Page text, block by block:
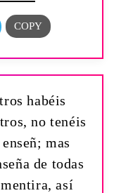
habéis
no tenéis
mas
de todas
así